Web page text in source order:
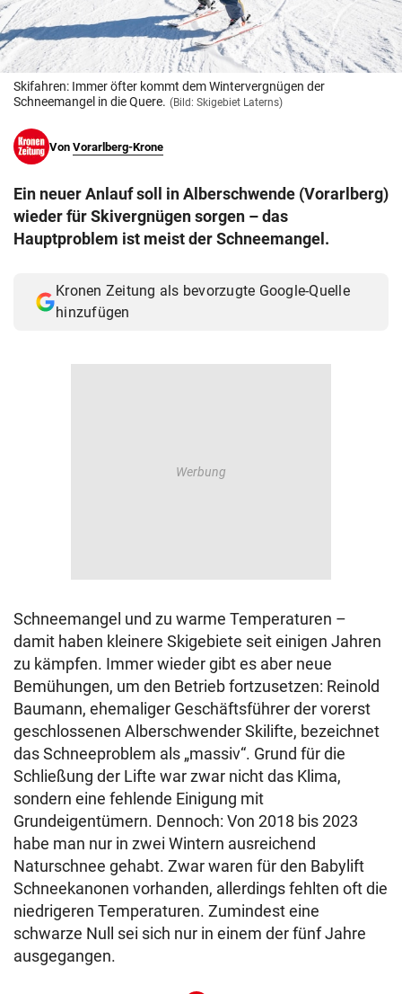
© Krone Multimedia GmbH & Co KG 2026
Muthgasse 2, 1190 Wien
Skifahren: Immer öfter kommt dem Wintervergnügen der
Schneemangel in die Quere. (Bild: Skigebiet Laterns)
Von Vorarlberg-Krone
Ein neuer Anlauf soll in Alberschwende (Vorarlberg)
wieder für Skivergnügen sorgen – das
Hauptproblem ist meist der Schneemangel.
Kronen Zeitung als bevorzugte Google-Quelle
hinzufügen
Schneemangel und zu warme Temperaturen –
damit haben kleinere Skigebiete seit einigen Jahren
zu kämpfen. Immer wieder gibt es aber neue
Bemühungen, um den Betrieb fortzusetzen: Reinold
Baumann, ehemaliger Geschäftsführer der vorerst
geschlossenen Alberschwender Skilifte, bezeichnet
das Schneeproblem als „massiv“. Grund für die
Schließung der Lifte war zwar nicht das Klima,
sondern eine fehlende Einigung mit
Grundeigentümern. Dennoch: Von 2018 bis 2023
habe man nur in zwei Wintern ausreichend
Naturschnee gehabt. Zwar waren für den Babylift
Schneekanonen vorhanden, allerdings fehlten oft die
niedrigeren Temperaturen. Zumindest eine
schwarze Null sei sich nur in einem der fünf Jahre
ausgegangen.